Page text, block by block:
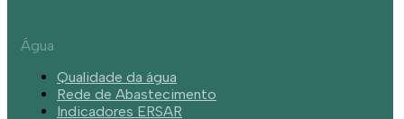
Água
Qualidade da água
Rede de Abastecimento
Indicadores ERSAR